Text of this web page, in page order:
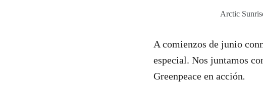
Arctic
A comienzos de junio
especial. Nos juntamos
Greenpeace en acción.